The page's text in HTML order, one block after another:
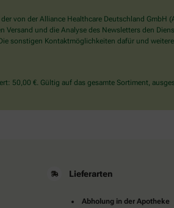
von der Alliance Healthcare Deutschland
Versand und die Analyse des Newsletters den
sonstigen Kontaktmöglichkeiten dafür und
50,00 €. Gültig auf das gesamte Sortiment,
Lieferarten
Abholung in der Apotheke